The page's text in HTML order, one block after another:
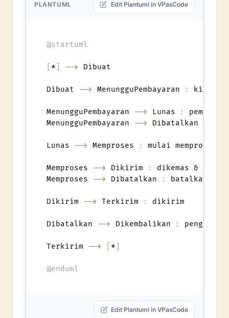
PLANTUML Edit Plantuml in VPasCode
@startuml
* --> Dibuat
Dibuat --> MenungguPembayaran : kirim
MenungguPembayaran --> Lunas :
MenungguPembayaran --> Dibatalkan
Lunas --> Memproses : mulai memproses
Memproses --> Dikirim :
dikemas &
Memproses --> Dibatalkan : batalkan
Dikirim --> Terkirim : dikirim
Dibatalkan --> Dikembalikan :
Terkirim --> *
@enduml
Edit Plantuml in VPasCode